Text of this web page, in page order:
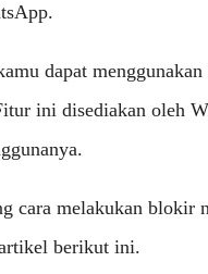
dapat
ini disediakan oleh
cara melakukan blokir
berikut ini.